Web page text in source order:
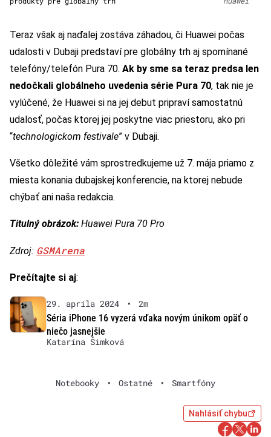
Teraz však aj naďalej zostáva záhadou, či Huawei počas
udalosti v Dubaji predstaví pre globálny trh aj spomínané
telefóny/telefón Pura 70. Ak by sme sa teraz predsa len
nedočkali globálneho uvedenia série Pura 70, tak nie je
vylúčené, že Huawei si na jej debut pripraví samostatnú
udalosť, počas ktorej jej poskytne viac priestoru, ako pri
“technologickom festivale” v Dubaji.
Všetko dôležité vám sprostredkujeme už 7. mája priamo z
miesta konania dubajskej konferencie, na ktorej nebude
chýbať ani naša redakcia.
Titulný obrázok: Huawei Pura 70 Pro
Zdroj: GSMArena
Prečítajte si aj:
29. apríla 2024 •
2m
Séria iPhone 16 vyzerá vďaka novým únikom opäť o
niečo jasnejšie
Katarína Šimková
Notebooky • Ostatné • Smartfóny
Nahlásiť chybu